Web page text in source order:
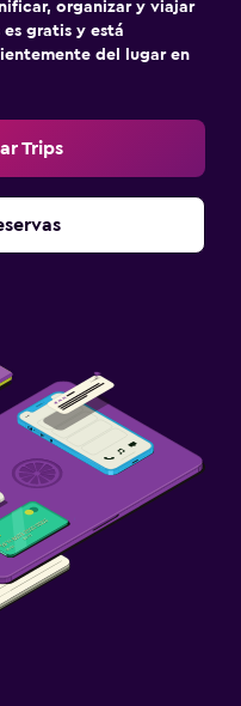
organizar y viajar
gratis y está
del lugar en
Trips